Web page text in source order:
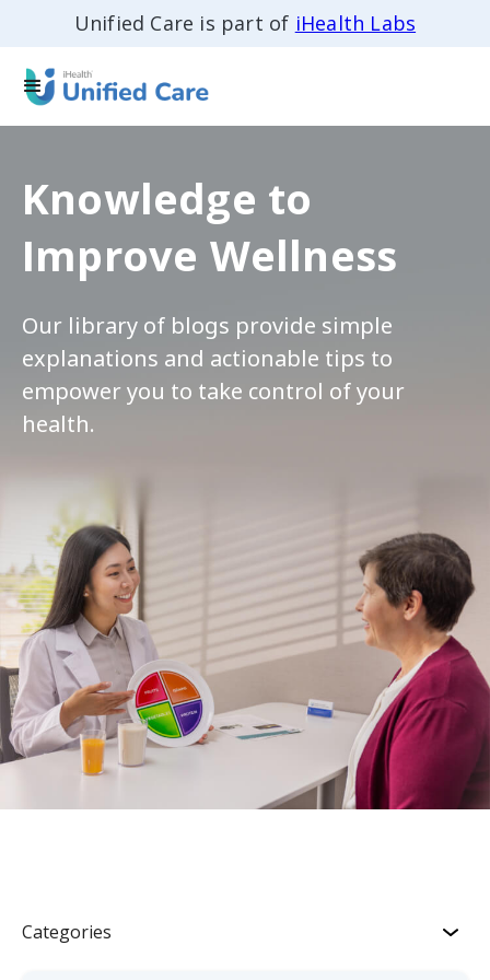
Unified Care is part of iHealth Labs
Knowledge to
Improve Wellness
Our library of blogs provide simple
explanations and actionable tips to
empower you to take control of your
health.
Categories